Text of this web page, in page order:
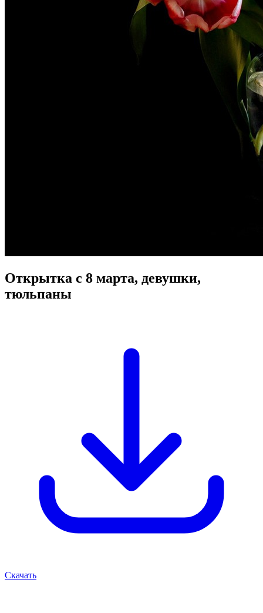
Открытка с 8 марта, девушки,
тюльпаны
Скачать